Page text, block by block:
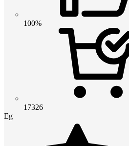
100%
17326
Eg